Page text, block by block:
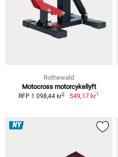
Rothewald
Motocross motorcykellyft
RFP 1 098,44 kr2 549,17 kr1
NY